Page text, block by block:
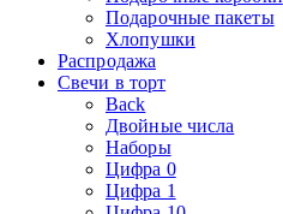
Подарочные пакеты
Хлопушки
Распродажа
Свечи в торт
Back
Двойные числа
Наборы
Цифра 0
Цифра 1